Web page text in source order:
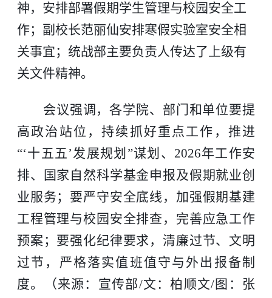
神，安排部署假期学生管理与校园安全工
作；副校长范丽仙安排寒假实验室安全相
关事宜；统战部主要负责人传达了上级有
关文件精神。
会议强调，各学院、部门和单位要提
高政治站位，持续抓好重点工作，推进
“‘十五五’发展规划 ”谋划、2026年工作安
排、国家自然科学基金申报及假期就业创
业服务；要严守安全底线，加强假期基建
工程管理与校园安全排查，完善应急工作
预案；要强化纪律要求，清廉过节、文明
过节，严格落实值班值守与外出报备制
度。（来源：宣传部/文：柏顺文/图：张